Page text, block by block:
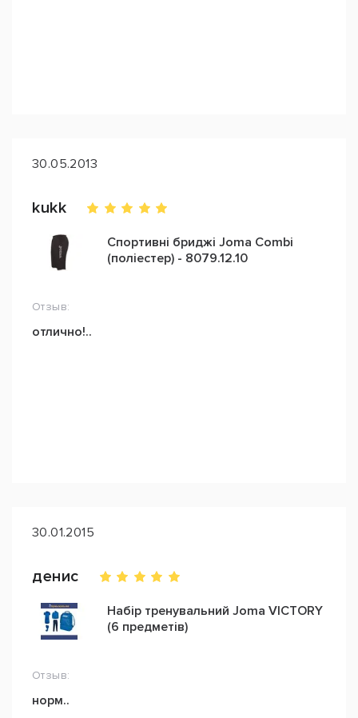
30.05.2013
kukk
Спортивні бриджі Joma Combi
(поліестер) - 8079.12.10
Отзыв:
отлично!..
30.01.2015
денис
Набір тренувальний Joma VICTORY
(6 предметів)
Отзыв:
норм..